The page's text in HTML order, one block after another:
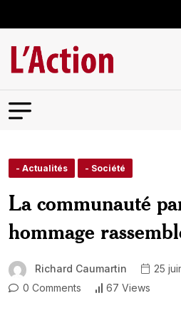
- Actualités - Société
La communauté
hommage
Richard Caumartin
25
0 Comments
67 Views